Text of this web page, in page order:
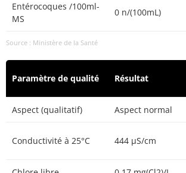
Entérocoques /100ml-
MS
0 n/(100mL)
Source : Ministère de la Santé
Paramètre de qualité Résultat
Aspect (qualitatif) Aspect normal
Conductivité à 25°C 444 µS/cm